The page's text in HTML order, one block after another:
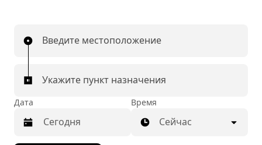
Введите местоположение
Укажите пункт назначения
Дата Время
Сейчас